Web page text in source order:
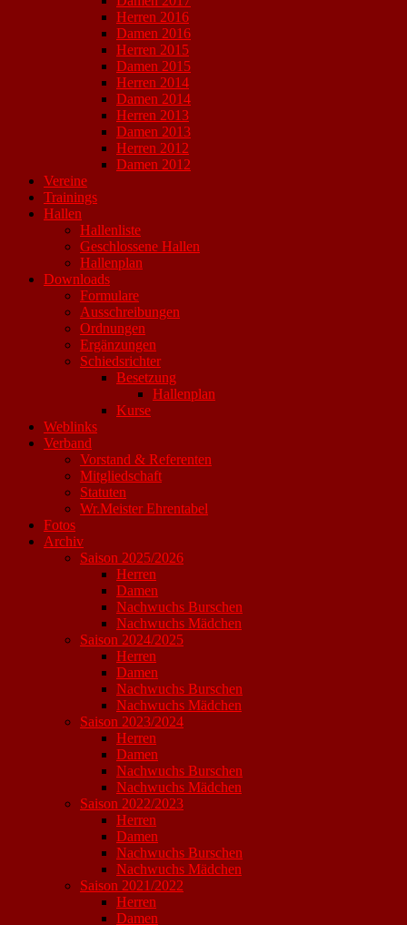
Herren 2016
Damen 2016
Herren 2015
Damen 2015
Herren 2014
Damen 2014
Herren 2013
Damen 2013
Herren 2012
Damen 2012
Vereine
Trainings
Hallen
Hallenliste
Geschlossene Hallen
Hallenplan
Downloads
Formulare
Ausschreibungen
Ordnungen
Ergänzungen
Schiedsrichter
Besetzung
Hallenplan
Kurse
Weblinks
Verband
Vorstand & Referenten
Mitgliedschaft
Statuten
Wr.Meister Ehrentabel
Fotos
Archiv
Saison 2025/2026
Herren
Damen
Nachwuchs Burschen
Nachwuchs Mädchen
Saison 2024/2025
Herren
Damen
Nachwuchs Burschen
Nachwuchs Mädchen
Saison 2023/2024
Herren
Damen
Nachwuchs Burschen
Nachwuchs Mädchen
Saison 2022/2023
Herren
Damen
Nachwuchs Burschen
Nachwuchs Mädchen
Saison 2021/2022
Herren
Damen